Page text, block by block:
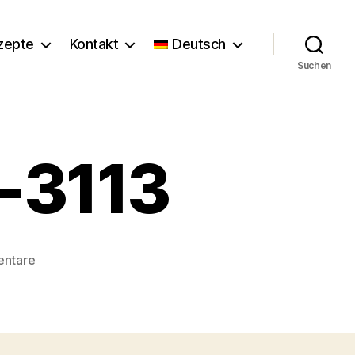
Kontakt Deutsch
Suchen
zu